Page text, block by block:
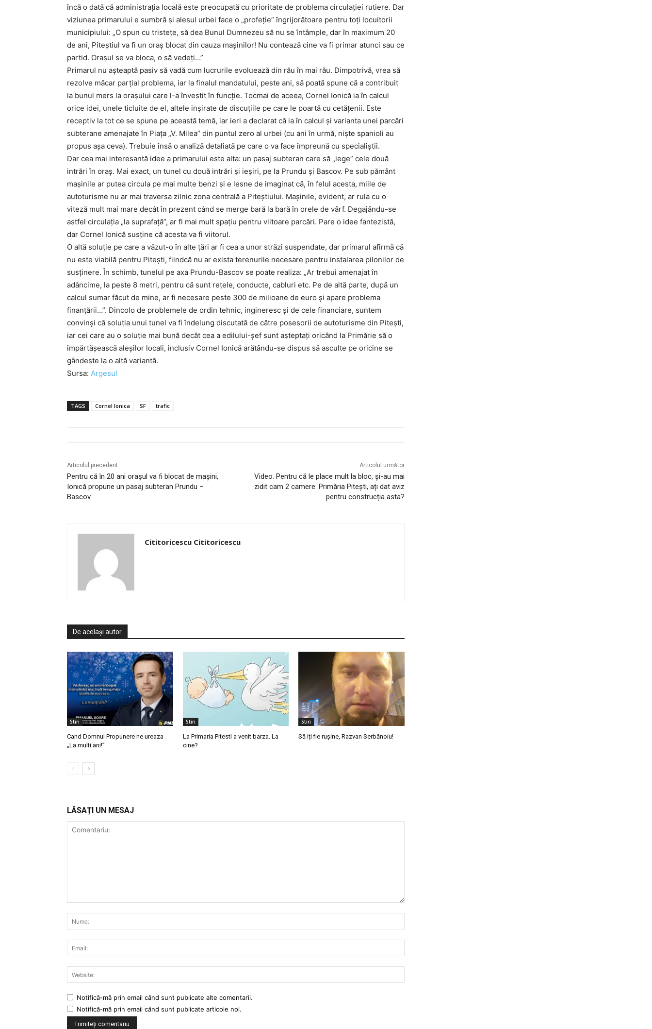
încă o dată că administraţia locală este preocupată cu prioritate de problema circulaţiei rutiere. Dar
viziunea primarului e sumbră şi alesul urbei face o „profeţie” îngrijorătoare pentru toţi locuitorii
municipiului: „O spun cu tristeţe, să dea Bunul Dumnezeu să nu se întâmple, dar în maximum 20
de ani, Piteştiul va fi un oraş blocat din cauza maşinilor! Nu contează cine va fi primar atunci sau ce
partid. Oraşul se va bloca, o să vedeţi…”
Primarul nu aşteaptă pasiv să vadă cum lucrurile evoluează din rău în mai rău. Dimpotrivă, vrea să
rezolve măcar parţial problema, iar la finalul mandatului, peste ani, să poată spune că a contribuit
la bunul mers la oraşului care l-a învestit în funcţie. Tocmai de aceea, Cornel Ionică ia în calcul
orice idei, unele ticluite de el, altele inşirate de discuţiile pe care le poartă cu cetăţenii. Este
receptiv la tot ce se spune pe această temă, iar ieri a declarat că ia în calcul şi varianta unei parcări
subterane amenajate în Piaţa „V. Milea” din puntul zero al urbei (cu ani în urmă, nişte spanioli au
propus aşa ceva). Trebuie însă o analiză detaliată pe care o va face împreună cu specialiştii.
Dar cea mai interesantă idee a primarului este alta: un pasaj subteran care să „lege” cele două
intrări în oraş. Mai exact, un tunel cu două intrări şi ieşiri, pe la Prundu şi Bascov. Pe sub pământ
maşinile ar putea circula pe mai multe benzi şi e lesne de imaginat că, în felul acesta, miile de
autoturisme nu ar mai traversa zilnic zona centrală a Piteştiului. Maşinile, evident, ar rula cu o
viteză mult mai mare decât în prezent când se merge bară la bară în orele de vârf. Degajându-se
astfel circulaţia „la suprafaţă”, ar fi mai mult spaţiu pentru viitoare parcări. Pare o idee fantezistă,
dar Cornel Ionică susţine că acesta va fi viitorul.
O altă soluţie pe care a văzut-o în alte ţări ar fi cea a unor străzi suspendate, dar primarul afirmă că
nu este viabilă pentru Piteşti, fiindcă nu ar exista terenurile necesare pentru instalarea pilonilor de
susţinere. În schimb, tunelul pe axa Prundu-Bascov se poate realiza: „Ar trebui amenajat în
adâncime, la peste 8 metri, pentru că sunt reţele, conducte, cabluri etc. Pe de altă parte, după un
calcul sumar făcut de mine, ar fi necesare peste 300 de milioane de euro şi apare problema
finanţării…”. Dincolo de problemele de ordin tehnic, ingineresc şi de cele financiare, suntem
convinşi că soluţia unui tunel va fi îndelung discutată de către posesorii de autoturisme din Piteşti,
iar cei care au o soluţie mai bună decât cea a edilului-şef sunt aşteptaţi oricând la Primărie să o
împărtăşească aleşilor locali, inclusiv Cornel Ionică arătându-se dispus să asculte pe oricine se
gândeşte la o altă variantă.
Sursa: Argesul
TAGS Cornel Ionica SF trafic
Articolul precedent
Pentru că în 20 ani oraşul va fi blocat de maşini,
Ionică propune un pasaj subteran Prundu –
Bascov
Articolul următor
Video. Pentru că le place mult la bloc, și-au mai
zidit cam 2 camere. Primăria Pitești, ați dat aviz
pentru construcția asta?
Cititoricescu Cititoricescu
De același autor
Stiri
Cand Domnul Propunere ne ureaza
„La multi ani!”
Stiri
La Primaria Pitesti a venit barza. La
cine?
Stiri
Să iți fie rușine, Razvan Serbănoiu!
LĂSAȚI UN MESAJ
Notifică-mă prin email când sunt publicate alte comentarii.
Notifică-mă prin email când sunt publicate articole noi.